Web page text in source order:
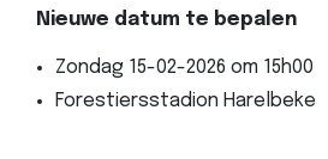
Nieuwe datum te bepalen
Zondag 15-02-2026 om 15h00
Forestiersstadion Harelbeke